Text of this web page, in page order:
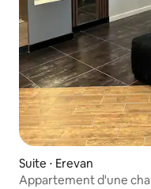
Suite ⋅ Erevan
Appartement d'une